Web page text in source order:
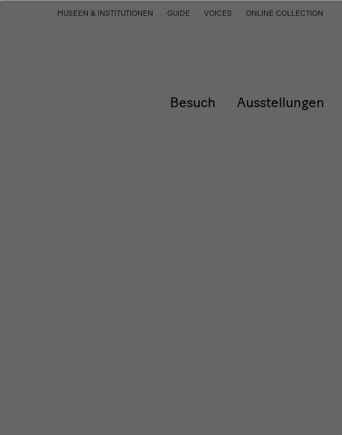
Programm
Besuch Ausstellungen
MUSEEN & INSTITUTIONEN GUIDE VOICES ONLINE COLLECTION